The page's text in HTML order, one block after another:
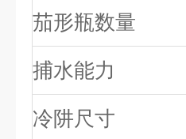
茄形瓶数量
捕水能力
冷阱尺寸